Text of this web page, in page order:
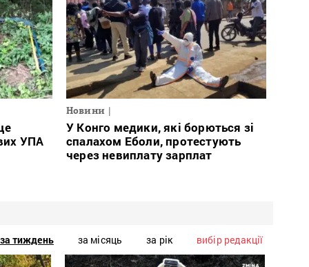
УПА
Новини
У Конго медики, які борються зі
спалахом Еболи, протестують
через невиплату зарплат
за тиждень за місяць за рік вибір редакції